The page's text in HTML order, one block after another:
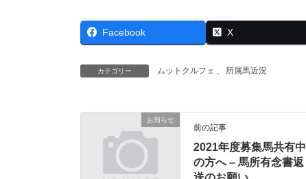
Facebook X
カテゴリー ムットクルフェ 、 所属馬近況
お知らせ
前の記事
2021年度募集馬共有中
の方へ – 馬所有念書返